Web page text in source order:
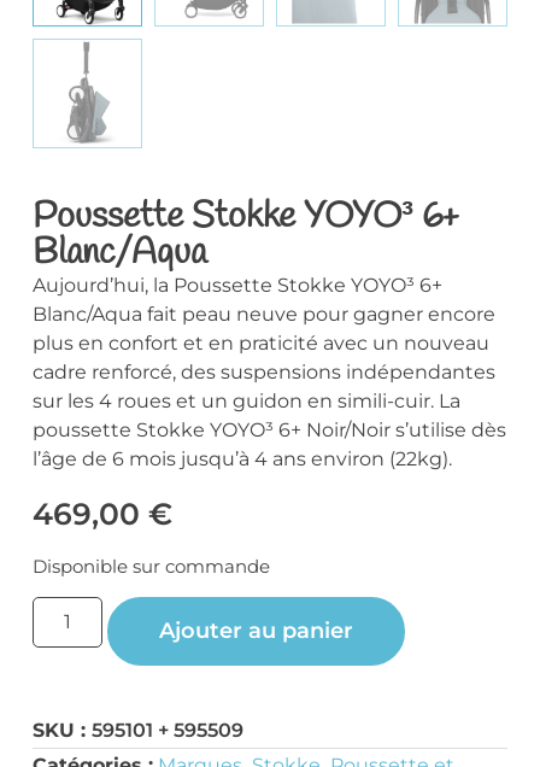
Poussette Stokke YOYO³ 6+
Blanc/Aqua
Aujourd’hui, la Poussette Stokke YOYO³ 6+
Blanc/Aqua fait peau neuve pour gagner encore
plus en confort et en praticité avec un nouveau
cadre renforcé, des suspensions indépendantes
sur les 4 roues et un guidon en simili-cuir. La
poussette Stokke YOYO³ 6+ Noir/Noir s’utilise dès
l’âge de 6 mois jusqu’à 4 ans environ (22kg).
469,00 €
Disponible sur commande
Ajouter au panier
SKU : 595101 + 595509